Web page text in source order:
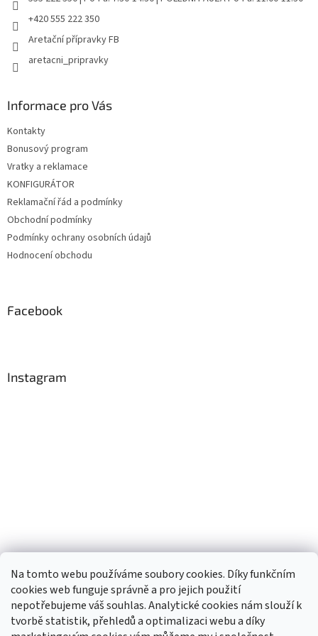
Na tomto webu používáme soubory cookies. Díky funkčním
cookies web funguje správně a pro jejich použití
nepotřebujeme váš souhlas. Analytické cookies nám slouží k
tvorbě statistik, přehledů a optimalizaci webu a díky
+420 555 222 350
Aretační přípravky FB
aretacni_pripravky
Informace pro Vás
Kontakty
Bonusový program
Vratky a reklamace
KONFIGURÁTOR
Reklamační řád a podmínky
Obchodní podmínky
Podmínky ochrany osobních údajů
Hodnocení obchodu
Facebook
Instagram
Sledovat na Instagramu